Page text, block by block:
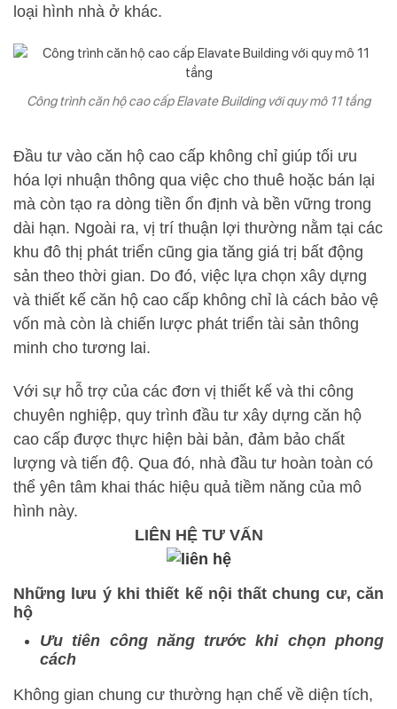
loại hình nhà ở khác.
Công trình căn hộ cao cấp Elavate Building với quy mô 11 tầng
Đầu tư vào căn hộ cao cấp không chỉ giúp tối ưu
hóa lợi nhuận thông qua việc cho thuê hoặc bán lại
mà còn tạo ra dòng tiền ổn định và bền vững trong
dài hạn. Ngoài ra, vị trí thuận lợi thường nằm tại các
khu đô thị phát triển cũng gia tăng giá trị bất động
sản theo thời gian. Do đó, việc lựa chọn xây dựng
và thiết kế căn hộ cao cấp không chỉ là cách bảo vệ
vốn mà còn là chiến lược phát triển tài sản thông
minh cho tương lai.
Với sự hỗ trợ của các đơn vị thiết kế và thi công
chuyên nghiệp, quy trình đầu tư xây dựng căn hộ
cao cấp được thực hiện bài bản, đảm bảo chất
lượng và tiến độ. Qua đó, nhà đầu tư hoàn toàn có
thể yên tâm khai thác hiệu quả tiềm năng của mô
hình này.
LIÊN HỆ TƯ VẤN
Những lưu ý khi thiết kế nội thất chung cư, căn
hộ
Ưu tiên công năng trước khi chọn phong
cách
Không gian chung cư thường hạn chế về diện tích,